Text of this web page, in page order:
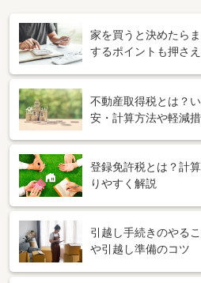
家を買うと決めたら
するポイントも押さ
不動産取得税とは？
安・計算方法や軽減
登録免許税とは？計
りやすく解説
引越し手続きのやる
や引越し準備のコツ